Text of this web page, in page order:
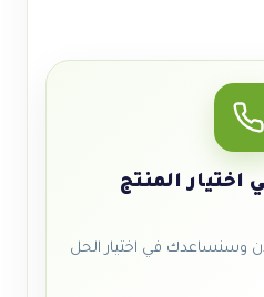
المنتج
وسنساعدك في اختيار الحل